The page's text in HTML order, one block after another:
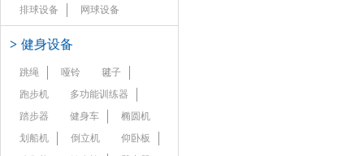
排球设备
网球设备
> 健身设备
跳绳 哑铃
毽子
跑步机
多功能训练器
踏步器
健身车
椭圆机
划船机
倒立机
仰卧板